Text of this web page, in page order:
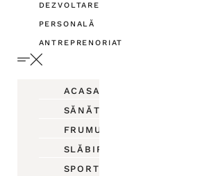
DEZVOLTARE
PERSONALĂ
ANTREPRENORIAT
ACASA
SĂNĂTATE
FRUMUSEȚE
SLĂBIRE
SPORT